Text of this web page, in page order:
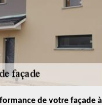
de votre façade à